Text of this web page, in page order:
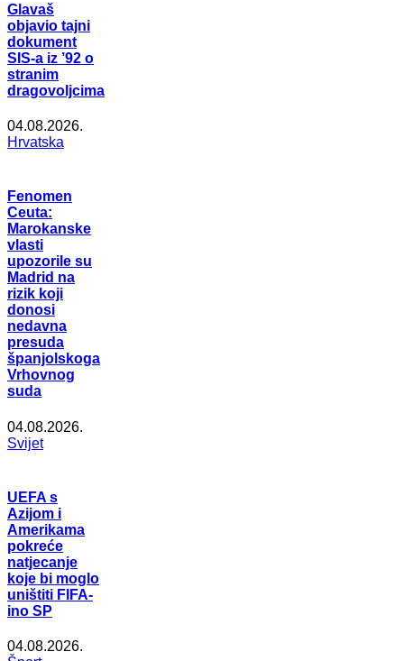
Glavaš
objavio tajni
dokument
SIS-a iz ’92 o
stranim
dragovoljcima
04.08.2026.
Hrvatska
Fenomen
Ceuta:
Marokanske
vlasti
upozorile su
Madrid na
rizik koji
donosi
nedavna
presuda
španjolskoga
Vrhovnog
suda
04.08.2026.
Svijet
UEFA s
Azijom i
Amerikama
pokreće
natjecanje
koje bi moglo
uništiti FIFA-
ino SP
04.08.2026.